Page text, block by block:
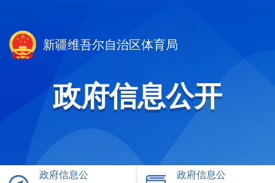
新疆维吾尔自治区体育局
政府信息公开
政府信息公
政府信息公